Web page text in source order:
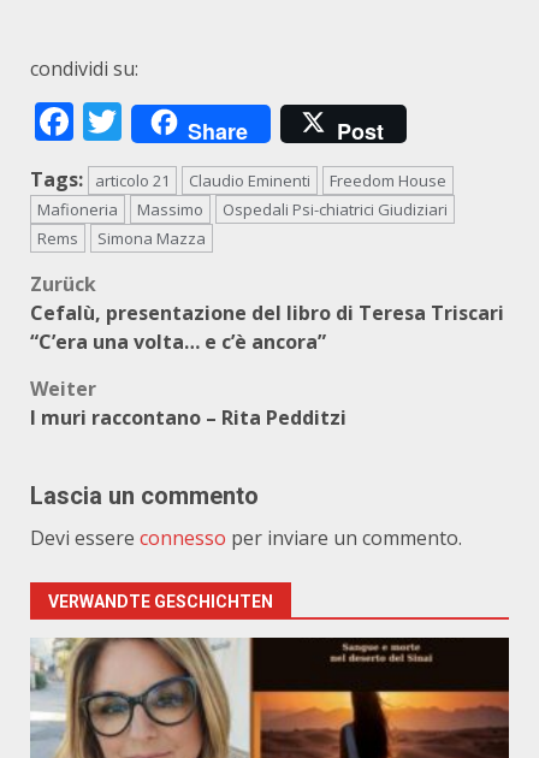
condividi su:
Facebook
Twitter
Share Post
Tags: articolo 21 Claudio Eminenti
Freedom House
Mafioneria
Massimo
Ospedali Psi-chiatrici Giudiziari
Rems
Simona Mazza
Beitragsnavigation
Zurück
Cefalù, presentazione del libro di Teresa Triscari
“C’era una volta… e c’è ancora”
Weiter
I muri raccontano – Rita Pedditzi
Lascia un commento
Devi essere connesso per inviare un commento.
VERWANDTE GESCHICHTEN